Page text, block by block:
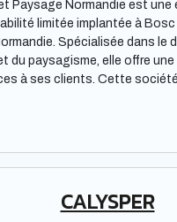
Paysage Normandie est une
limitée implantée à
Spécialisée dans le
du paysagisme, elle offre une
à ses clients. Cette
Paysage Normandie
et à garantir la qualité de ses
CALYSPER